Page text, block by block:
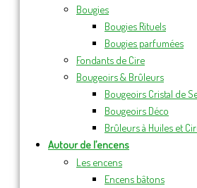
Bougies
Bougies Rituels
Bougies parfumées
Fondants de Cire
Bougeoirs & Brûleurs
Bougeoirs Cristal de
Bougeoirs Déco
Brûleurs à Huiles et
Autour de l’encens
Les encens
Encens bâtons